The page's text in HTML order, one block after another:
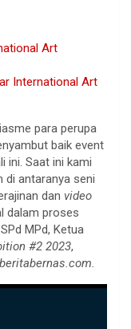
Art
International Art
para perupa
baik event
ini. Saat ini kami
di antaranya seni
dan video
dalam proses
MPd, Ketua
#2 2023,
beritabernas.com.